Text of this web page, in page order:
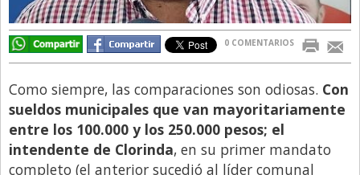
Minuto Lanzamiento
Negocios
País
Política
Publicidad y Marketing
0 COMENTARIOS
Como siempre, las comparaciones son odiosas. Con
sueldos municipales que van mayoritariamente
entre los 100.000 y los 250.000 pesos; el
intendente de Clorinda, en su primer mandato
completo (el anterior sucedió al líder comunal